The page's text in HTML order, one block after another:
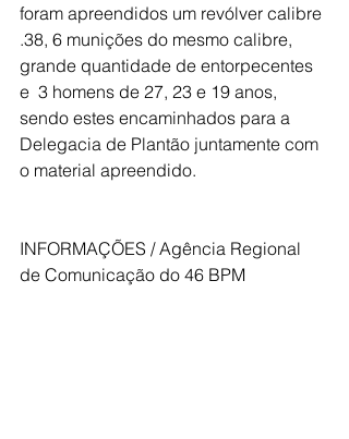
foram apreendidos um revólver calibre
.38, 6 munições do mesmo calibre,
grande quantidade de entorpecentes
e  3 homens de 27, 23 e 19 anos,
sendo estes encaminhados para a
Delegacia de Plantão juntamente com
o material apreendido.
INFORMAÇÕES / Agência Regional
de Comunicação do 46 BPM